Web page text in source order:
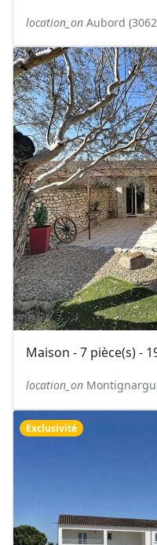
location_on Aubord
Maison - 7 pièce(s) -
location_on
Exclusivité